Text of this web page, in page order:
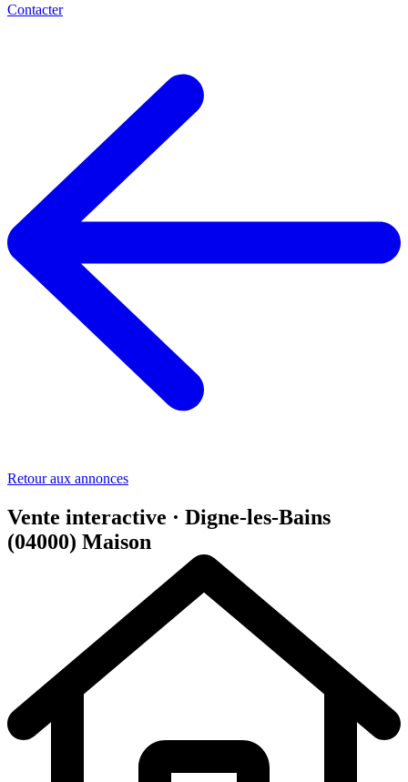
Contacter
Retour aux annonces
Vente interactive · Digne-les-Bains
(04000) Maison